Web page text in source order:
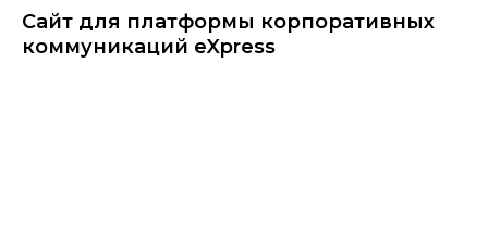
Сайт для платформы корпоративных
коммуникаций еXpress